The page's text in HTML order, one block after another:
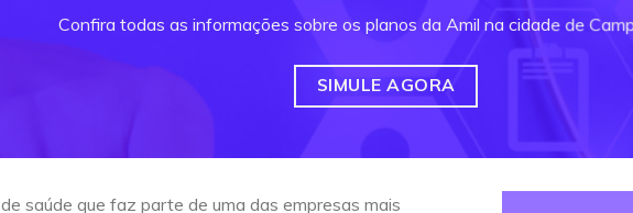
Confira todas as informações sobre os planos da Amil na cidade de
SIMULE AGORA
saúde que faz parte de uma das empresas mais